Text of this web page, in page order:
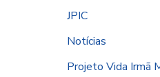
JPIC
Notícias
Projeto Vida Irmã